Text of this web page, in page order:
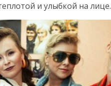
и улыбкой на лице.